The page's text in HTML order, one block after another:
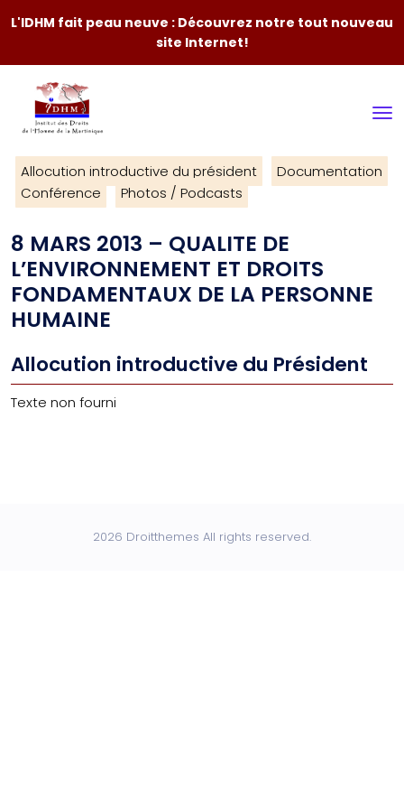
L'IDHM fait peau neuve : Découvrez notre tout nouveau
site Internet!
Allocution introductive du président
Documentation
Conférence
Photos / Podcasts
8 MARS 2013 – QUALITE DE
L’ENVIRONNEMENT ET DROITS
FONDAMENTAUX DE LA PERSONNE
HUMAINE
Allocution introductive du Président
Texte non fourni
2026 Droitthemes All rights reserved.